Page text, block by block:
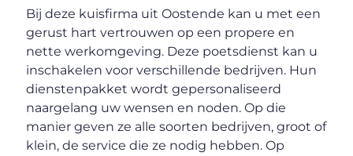
Bij deze kuisfirma uit Oostende kan u met een
gerust hart vertrouwen op een propere en
nette werkomgeving. Deze poetsdienst kan u
inschakelen voor verschillende bedrijven. Hun
dienstenpakket wordt gepersonaliseerd
naargelang uw wensen en noden. Op die
manier geven ze alle soorten bedrijven, groot of
klein, de service die ze nodig hebben. Op